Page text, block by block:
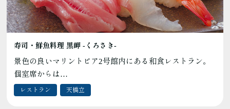
寿司・鮮魚料理 黒岬 -くろさき-
景色の良いマリントピア2号館内にある和食レストラン。
個室席からは…
レストラン 天橋立